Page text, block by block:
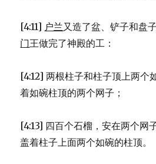
[4:11] 户兰又造了盆、铲子和盘
门王做完了神殿的工：
[4:12] 两根柱子和柱子顶上两个
着如碗柱顶的两个网子；
[4:13] 四百个石榴，安在两个网
盖着柱子上面两个如碗的柱顶。